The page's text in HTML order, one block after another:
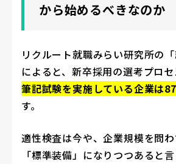
から始めるべきなのか
リクルート就職みらい研究所の「
によると、新卒採用の選考プロ
筆記試験を実施している企業は
す。
適性検査は今や、企業規模を問
「標準装備」になりつつあると言